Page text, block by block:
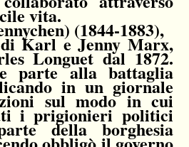
vita.
(1844-1883),
Karl e Jenny Marx,
Longuet dal 1872.
parte alla battaglia
in un giornale
sul modo in cui
i prigionieri politici
della borghesia